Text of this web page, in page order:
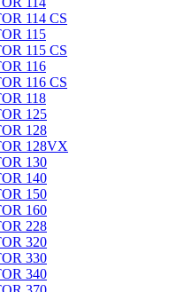
114 CS
115
115 CS
116
116 CS
118
125
128
128VX
130
140
150
160
228
320
330
340